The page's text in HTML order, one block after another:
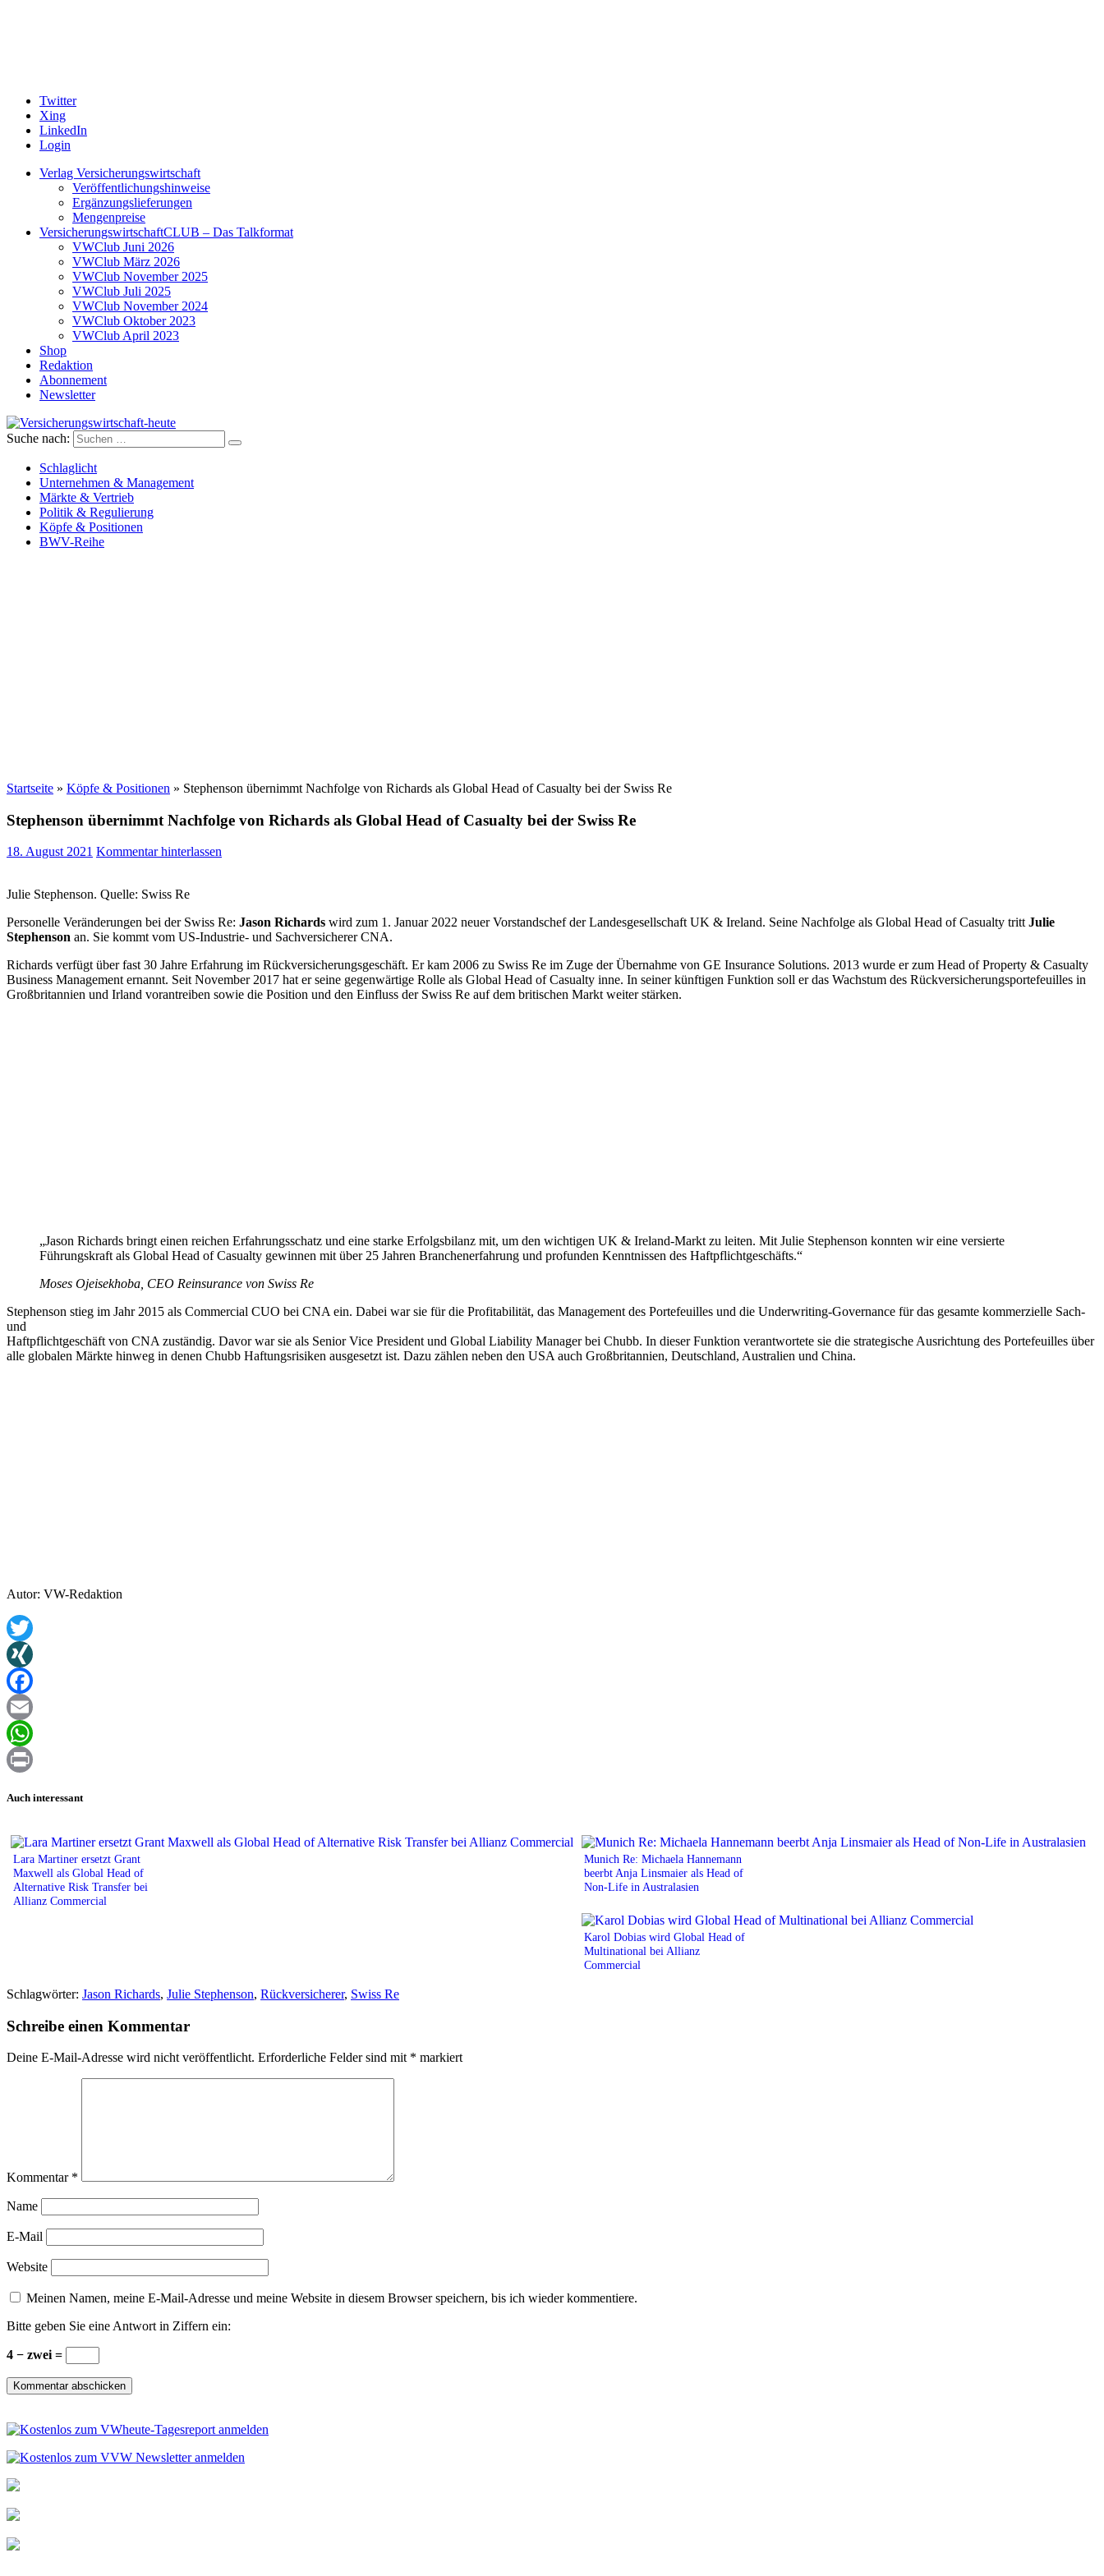
Twitter
Xing
LinkedIn
Login
Verlag Versicherungswirtschaft
Veröffentlichungshinweise
Ergänzungslieferungen
Mengenpreise
VersicherungswirtschaftCLUB – Das Talkformat
VWClub Juni 2026
VWClub März 2026
VWClub November 2025
VWClub Juli 2025
VWClub November 2024
VWClub Oktober 2023
VWClub April 2023
Shop
Redaktion
Abonnement
Newsletter
Versicherungswirtschaft-heute
Suche nach:
Schlaglicht
Unternehmen & Management
Märkte & Vertrieb
Politik & Regulierung
Köpfe & Positionen
BWV-Reihe
Startseite » Köpfe & Positionen » Stephenson übernimmt Nachfolge von Richards als Global Head of Casualty bei der Swiss Re
Stephenson übernimmt Nachfolge von Richards als Global Head of Casualty bei der Swiss Re
18. August 2021 Kommentar hinterlassen
Julie Stephenson. Quelle: Swiss Re
Personelle Veränderungen bei der Swiss Re: Jason Richards wird zum 1. Januar 2022 neuer Vorstandschef der Landesgesellschaft UK & Ireland. Seine Nachfolge als Global Head of Casualty trittJulie
Stephenson an. Sie kommt vom US-Industrie- und Sachversicherer CNA.
Richards verfügt über fast 30 Jahre Erfahrung im Rückversicherungsgeschäft. Er kam 2006 zu Swiss Re im Zuge der Übernahme von GE Insurance Solutions. 2013 wurde er zum Head of Property & Casualty
Business Management ernannt. Seit November 2017 hat er seine gegenwärtige Rolle als Global Head of Casualty inne. In seiner künftigen Funktion soll er das Wachstum des Rückversicherungsportefeuilles in
Großbritannien und Irland vorantreiben sowie die Position und den Einfluss der Swiss Re auf dem britischen Markt weiter stärken.
„Jason Richards bringt einen reichen Erfahrungsschatz und eine starke Erfolgsbilanz mit, um den wichtigen UK & Ireland-Markt zu leiten. Mit Julie Stephenson konnten wir eine versierte
Führungskraft als Global Head of Casualty gewinnen mit über 25 Jahren Branchenerfahrung und profunden Kenntnissen des Haftpflichtgeschäfts.“
Moses Ojeisekhoba, CEO Reinsurance von Swiss Re
Stephenson stieg im Jahr 2015 als Commercial CUO bei CNA ein. Dabei war sie für die Profitabilität, das Management des Portefeuilles und die Underwriting-Governance für das gesamte kommerzielle Sach-
und
Haftpflichtgeschäft von CNA zuständig. Davor war sie als Senior Vice President und Global Liability Manager bei Chubb. In dieser Funktion verantwortete sie die strategische Ausrichtung des Portefeuilles über
alle globalen Märkte hinweg in denen Chubb Haftungsrisiken ausgesetzt ist. Dazu zählen neben den USA auch Großbritannien, Deutschland, Australien und China.
Autor: VW-Redaktion
Twitter
XING
Facebook
Email
WhatsApp
Auch interessant
Lara Martiner ersetzt Grant
Maxwell als Global Head of
Alternative Risk Transfer bei
Allianz Commercial
Munich Re: Michaela Hannemann
beerbt Anja Linsmaier als Head of
Non-Life in Australasien
Karol Dobias wird Global Head of
Multinational bei Allianz
Commercial
Schlagwörter: Jason Richards, Julie Stephenson, Rückversicherer, Swiss Re
Schreibe einen Kommentar
Deine E-Mail-Adresse wird nicht veröffentlicht. Erforderliche Felder sind mit * markiert
Kommentar *
Name
E-Mail
Website
Meinen Namen, meine E-Mail-Adresse und meine Website in diesem Browser speichern, bis ich wieder kommentiere.
Bitte geben Sie eine Antwort in Ziffern ein:
4 − zwei =